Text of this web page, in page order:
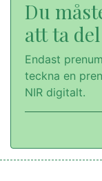
Du
att ta
Endast
teckna en
NIR digitalt.